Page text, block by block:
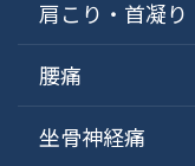
肩こり・首凝り
腰痛
坐骨神経痛